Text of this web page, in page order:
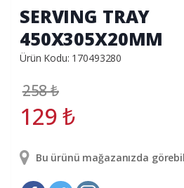
SERVING TRAY
450X305X20MM
Ürün Kodu: 170493280
258₺
129₺
Bu ürünü mağazanızda